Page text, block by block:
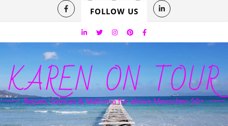
FOLLOW US
KAREN ON TOUR
Reisen, Genuss & Mallorca für aktive Menschen 50+